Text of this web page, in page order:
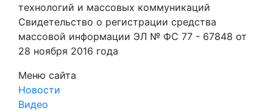
технологий и массовых коммуникаций
Свидетельство о регистрации средства
массовой информации ЭЛ № ФС 77 - 67848 от
28 ноября 2016 года
Меню сайта
Новости
Видео